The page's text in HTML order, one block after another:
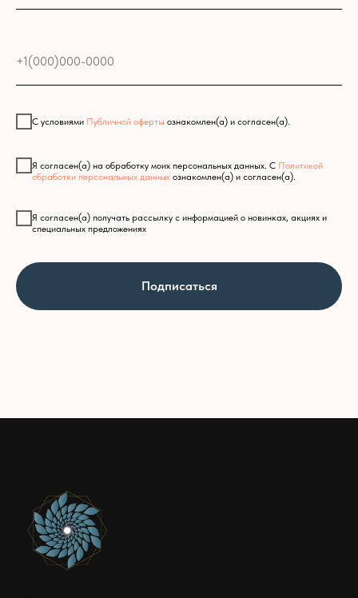
С условиями Публичной оферты ознакомлен(а) и согласен(а).
Я согласен(а) на обработку моих персональных данных. С Политикой
обработки персональных данных ознакомлен(а) и согласен(а).
Я согласен(а) получать рассылку с информацией о новинках, акциях и
специальных предложениях
Подписаться